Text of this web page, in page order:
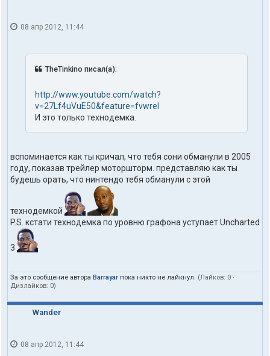
08 апр 2012, 11:44
TheTinkino писал(а):
http://www.youtube.com/watch?
v=27Lf4uVuE50&feature=fvwrel
И это только технодемка.
вспоминается как ты кричал, что тебя сони обманули в 2005
году, показав трейлер моторшторм. представляю как ты
будешь орать, что нинтендо тебя обманули с этой
технодемкой
P.S. кстати технодемка по уровню графона уступает Uncharted
3
За это сообщение автора Barrayar пока никто не лайкнул. (Лайков: 0 ·
Дизлайков: 0)
Wander
08 апр 2012, 11:44